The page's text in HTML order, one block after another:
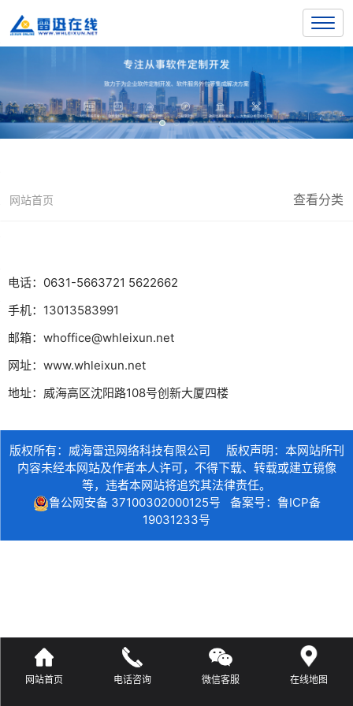
网站首页 查看分类
网站首页 电话咨询 微信客服 在线地图
微信号：
电话： 0631-5663721 5622662
手机： 13013583991
邮箱： whoffice@whleixun.net
网址： www.whleixun.net
地址： 威海高区沈阳路108号创新大厦四楼
版权所有：威海雷迅网络科技有限公司 版权声明： 本网站所刊
内容未经本网站及作者本人许可，不得下载、转载或建立镜像
等，违者本网站将追究其法律责任。
鲁公网安备 37100302000125号 备案号： 鲁ICP备
19031233号